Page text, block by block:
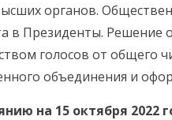
органов.
в Президенты. Решение
голосов от общего
объединения и
на 15 октября